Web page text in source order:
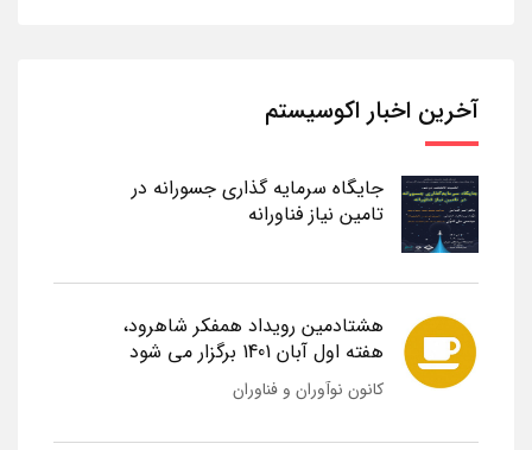
آخرین اخبار اکوسیستم
جایگاه سرمایه گذاری جسورانه در
تامین نیاز فناورانه
هشتادمین رویداد همفکر شاهرود،
هفته اول آبان 1401 برگزار می شود
کانون نوآوران و فناوران